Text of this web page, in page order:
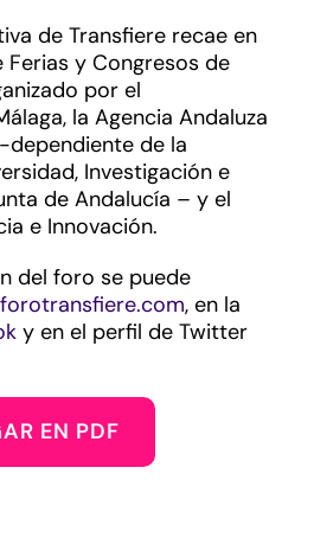
de Transfiere recae en
Ferias y Congresos de
por el
la Agencia Andaluza
de la
Investigación e
de Andalucía – y el
e Innovación.
del foro se puede
, en la
y en el perfil de Twitter
EN PDF